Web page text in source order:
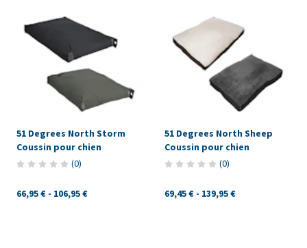
51 Degrees North Storm
Coussin pour chien
(0)
66,95 € - 106,95 €
51 Degrees North Sheep
Coussin pour chien
(0)
69,45 € - 139,95 €